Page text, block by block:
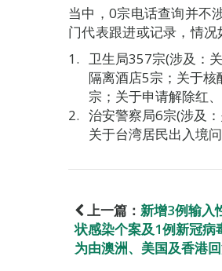
当中，0宗电话查询并不
门代表跟进或记录，情况
卫生局357宗(涉及：
隔离酒店5宗；关于
宗；关于申请解除红
治安警察局6宗(涉及
关于台湾居民出入境
上一篇： 新增3例输入
状感染个案及1例新冠病
为由澳洲、美国及香港